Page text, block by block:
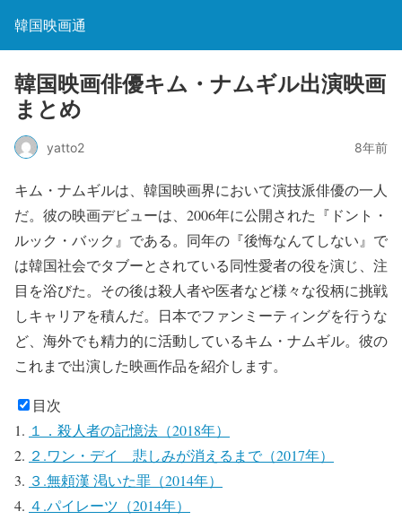
韓国映画通
韓国映画俳優キム・ナムギル出演映画
まとめ
yatto2 8年前
キム・ナムギルは、韓国映画界において演技派俳優の一人
だ。彼の映画デビューは、2006年に公開された『ドント・
ルック・バック』である。同年の『後悔なんてしない』で
は韓国社会でタブーとされている同性愛者の役を演じ、注
目を浴びた。その後は殺人者や医者など様々な役柄に挑戦
しキャリアを積んだ。日本でファンミーティングを行うな
ど、海外でも精力的に活動しているキム・ナムギル。彼の
これまで出演した映画作品を紹介します。
目次
１．殺人者の記憶法（2018年）
２.ワン・デイ 悲しみが消えるまで（2017年）
３.無頼漢 渇いた罪（2014年）
４.パイレーツ（2014年）